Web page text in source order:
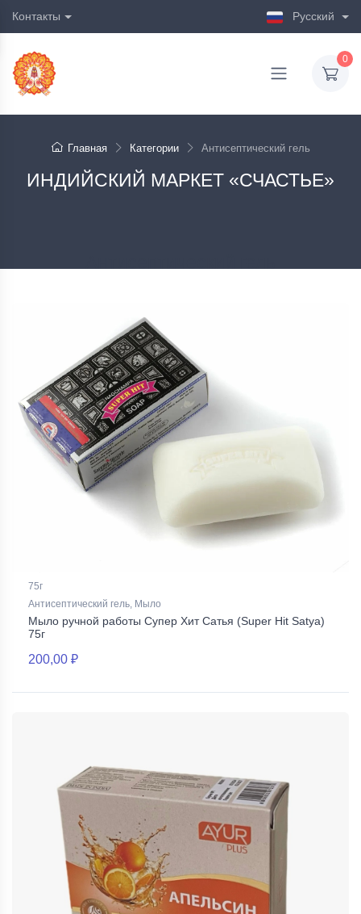
Контакты Русский
0
Главная Категории Антисептический гель
ИНДИЙСКИЙ МАРКЕТ «СЧАСТЬЕ»
75г
Антисептический гель, Мыло
Мыло ручной работы Супер Хит Сатья (Super Hit Satya)
75г
200,00 ₽